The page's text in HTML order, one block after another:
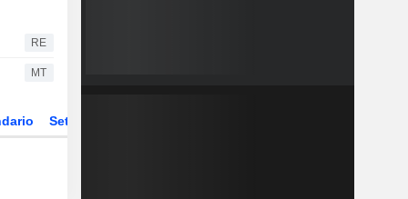
RE
MT
Settore